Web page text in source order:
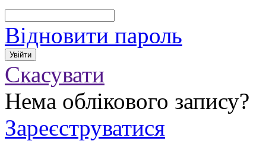
Відновити пароль
Скасувати
Нема облікового запису?
Зареєструватися